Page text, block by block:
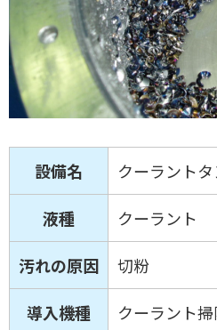
設備名 クーラント
液種 クーラント
汚れの原因 切粉
導入機種 クーラント